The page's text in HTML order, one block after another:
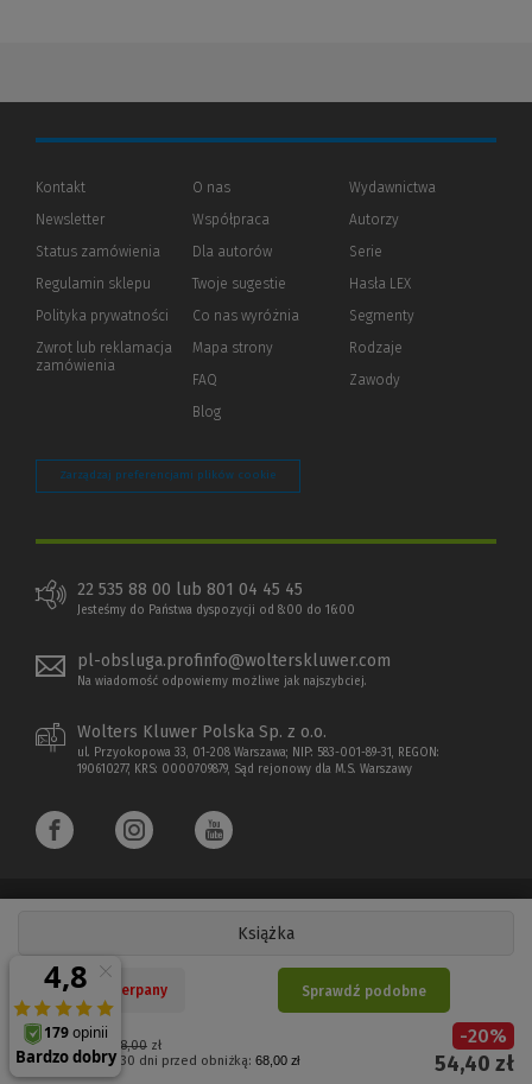
Książka
Cena regularna: 68,00zł
Najniższa cena z 30 dni przed obniżką:68,00 zł
-20%
54,40 zł
Nakład wyczerpany Sprawdź podobne
Kontakt
Newsletter
Status zamówienia
Regulamin sklepu
Polityka prywatności (Nowe
(Link
innej
Zwrot lub reklamacja
zamówienia
O nas
Współpraca
Dla autorów(Nowe
(Link
innej
Twoje sugestie
Co nas wyróżnia
Mapa strony
FAQ
Blog
Wydawnictwa
Autorzy
Serie
Hasła LEX
Segmenty
Rodzaje
Zawody
Zarządzaj preferencjami plików cookie
22 535 88 00 lub 801 04 45 45
Jesteśmy do Państwa dyspozycji od 8:00 do 16:00
pl-obsluga.profinfo@wolterskluwer.com
Na wiadomość odpowiemy możliwe jak najszybciej.
Wolters Kluwer Polska Sp. z o.o.
ul. Przyokopowa 33, 01-208 Warszawa; NIP: 583-001-89-31, REGON:
190610277, KRS: 0000709879, Sąd rejonowy dla M.S. Warszawy
Copyright 1997 - 2026 Wolters Kluwer Polska Sp. z o.o.
Płatności elektroniczne
(Nowe
okno)
(Link
do